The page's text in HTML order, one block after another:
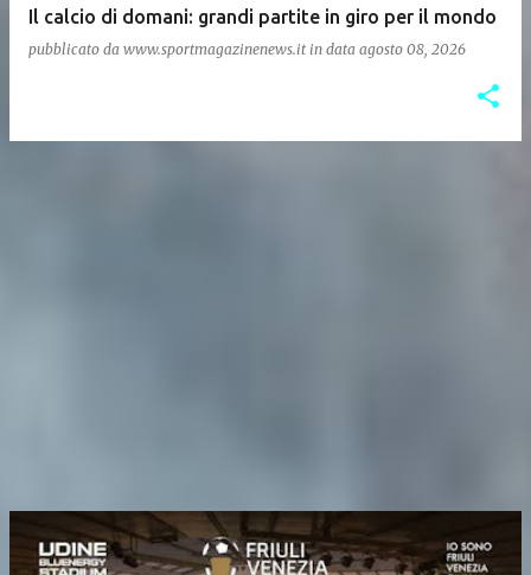
Il calcio di domani: grandi partite in giro per il mondo
pubblicato da www.sportmagazinenews.it in data agosto 08, 2026